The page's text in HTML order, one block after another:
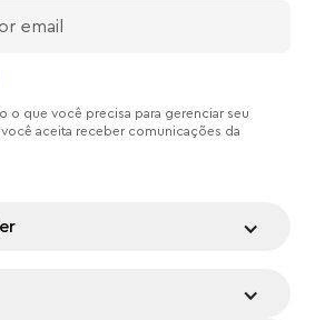
o que você precisa para gerenciar seu
aceita receber comunicações da